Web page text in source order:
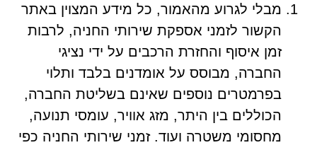
מבלי לגרוע מהאמור, כל מידע המצוין באתר
הקשור לזמני אספקת שירותי החניה, לרבות
זמן איסוף והחזרת הרכבים על ידי נציגי
החברה, מבוסס על אומדנים בלבד ותלוי
בפרמטרים נוספים שאינם בשליטת החברה,
הכוללים בין היתר, מזג אוויר, עומסי תנועה,
מחסומי משטרה ועוד. זמני שירותי החניה כפי